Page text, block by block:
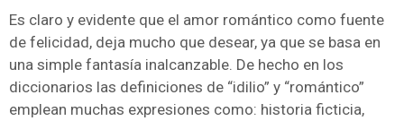
Es claro y evidente que el amor romántico como fuente
de felicidad, deja mucho que desear, ya que se basa en
una simple fantasía inalcanzable. De hecho en los
diccionarios las definiciones de “idilio” y “romántico”
emplean muchas expresiones como: historia ficticia,